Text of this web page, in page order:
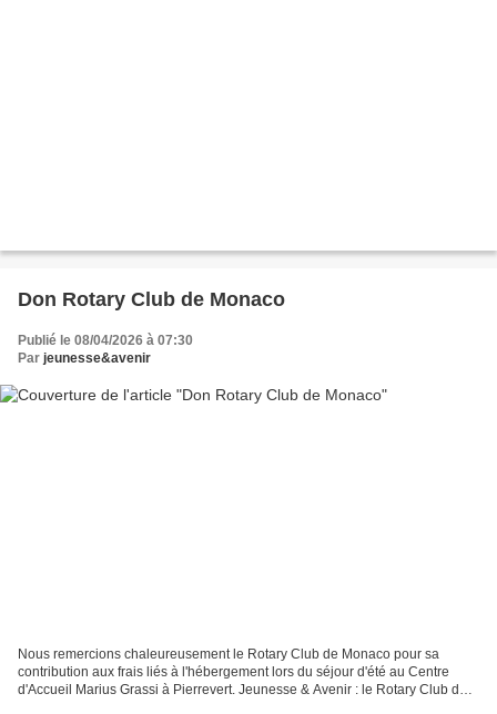
Don Rotary Club de Monaco
Publié le 08/04/2026 à 07:30
Par jeunesse&avenir
Nous remercions chaleureusement le Rotary Club de Monaco pour sa
contribution aux frais liés à l'hébergement lors du séjour d'été au Centre
d'Accueil Marius Grassi à Pierrevert. Jeunesse & Avenir : le Rotary Club de